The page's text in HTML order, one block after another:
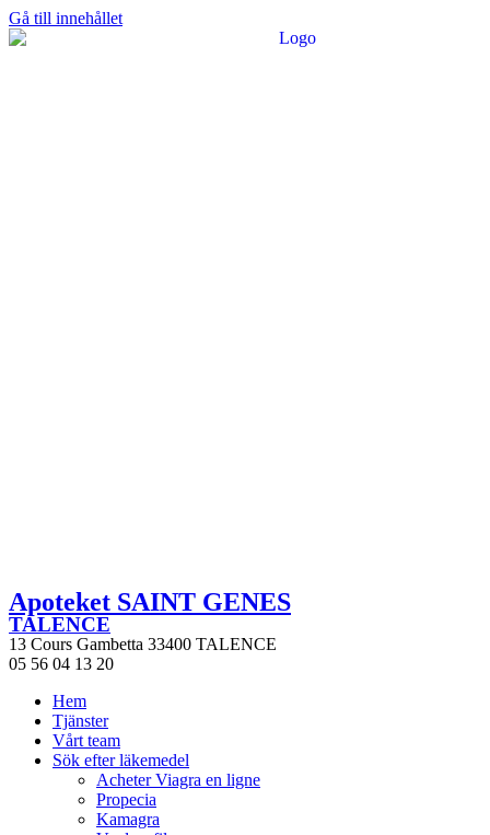
Gå till innehållet
Apoteket SAINT GENES
TALENCE
13 Cours Gambetta 33400 TALENCE
05 56 04 13 20
Hem
Tjänster
Vårt team
Sök efter läkemedel
Acheter Viagra en ligne
Propecia
Kamagra